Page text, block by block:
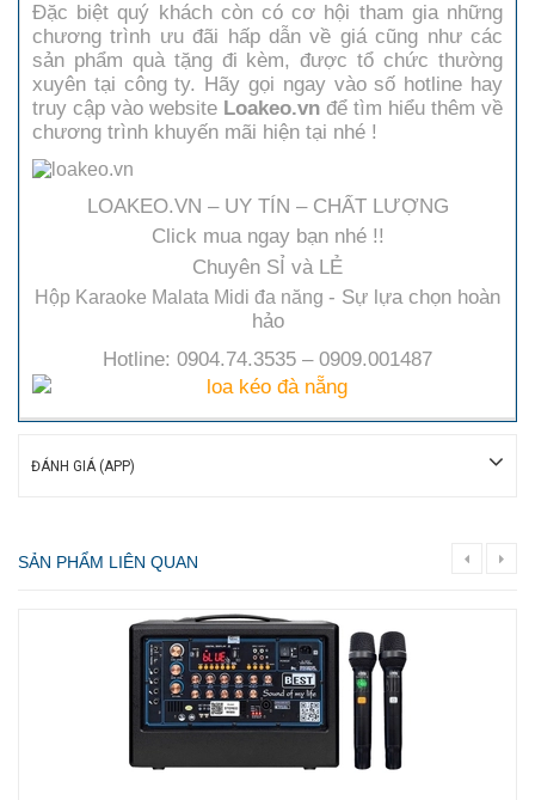
Đặc biệt quý khách còn có cơ hội tham gia những
chương trình ưu đãi hấp dẫn về giá cũng như các
sản phẩm quà tặng đi kèm, được tổ chức thường
xuyên tại công ty. Hãy gọi ngay vào số hotline hay
truy cập vào website Loakeo.vn để tìm hiểu thêm về
chương trình khuyến mãi hiện tại nhé !
LOAKEO.VN – UY TÍN – CHẤT LƯỢNG
Click mua ngay bạn nhé !!
Chuyên SỈ và LẺ
Hộp Karaoke Malata Midi đa năng - Sự lựa chọn hoàn
hảo
Hotline: 0904.74.3535 – 0909.001487
ĐÁNH GIÁ (APP)
SẢN PHẨM LIÊN QUAN